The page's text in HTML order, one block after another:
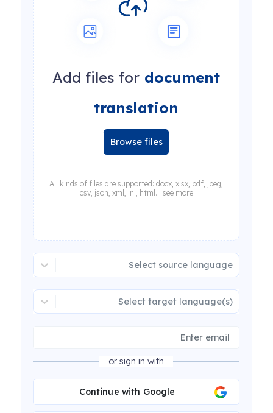
Add files for document
translation
Browse files
All kinds of files are supported: docx, xlsx, pdf, jpeg,
csv, json, xml, ini, html... see more
Select source language
Select target language(s)
or sign in with
Continue with Google